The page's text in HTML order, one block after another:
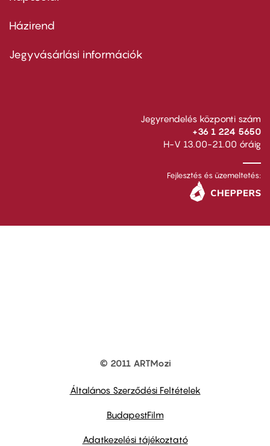
Footer
second
Házirend
Jegyvásárlási információk
Jegyrendelés központi szám
+36 1 224 5650
H-V 13.00-21.00 óráig
Fejlesztés és üzemeltetés:
© 2011 ARTMozi
Általános Szerződési Feltételek
BudapestFilm
Adatkezelési tájékoztató